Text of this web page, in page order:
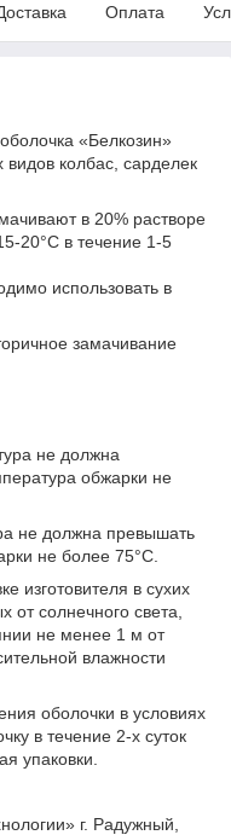
Оплата
«Белкозин»
видов колбас, сарделек
в 20% растворе
20°С в течение 1-5
использовать в
замачивание
не должна
обжарки не
не должна превышать
не более 75°С.
изготовителя в сухих
солнечного света,
не менее 1 м от
влажности
оболочки в условиях
в течение 2-х суток
упаковки.
г. Радужный,